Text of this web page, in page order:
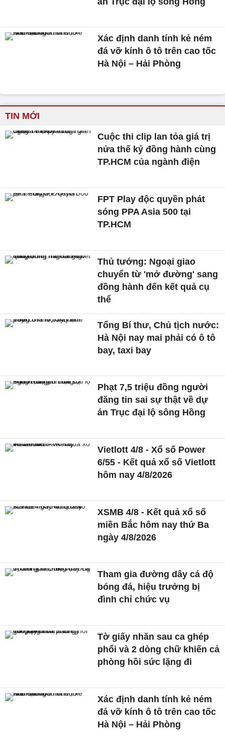
Xác định danh tính kẻ ném
đá vỡ kính ô tô trên cao tốc
Hà Nội – Hải Phòng
TIN MỚI
Cuộc thi clip lan tỏa giá trị
nửa thế kỷ đồng hành cùng
TP.HCM của ngành điện
FPT Play độc quyền phát
sóng PPA Asia 500 tại
TP.HCM
Thủ tướng: Ngoại giao
chuyển từ 'mở đường' sang
đồng hành đến kết quả cụ
thể
Tổng Bí thư, Chủ tịch nước:
Hà Nội nay mai phải có ô tô
bay, taxi bay
Phạt 7,5 triệu đồng người
đăng tin sai sự thật về dự
án Trục đại lộ sông Hồng
Vietlott 4/8 - Xổ số Power
6/55 - Kết quả xổ số Vietlott
hôm nay 4/8/2026
XSMB 4/8 - Kết quả xổ số
miền Bắc hôm nay thứ Ba
ngày 4/8/2026
Tham gia đường dây cá độ
bóng đá, hiệu trưởng bị
đình chỉ chức vụ
Tờ giấy nhăn sau ca ghép
phổi và 2 dòng chữ khiến cả
phòng hồi sức lặng đi
Xác định danh tính kẻ ném
đá vỡ kính ô tô trên cao tốc
Hà Nội – Hải Phòng